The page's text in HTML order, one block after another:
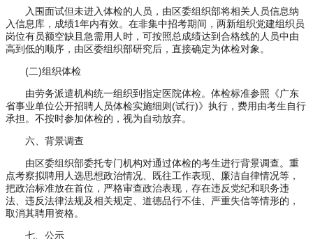
入围面试但未进入体检的人员，由区委组织部将相关人员信息纳
入信息库，成绩1年内有效。在非集中招考期间，两新组织党建组织员
岗位有员额空缺且急需用人时，可按照总成绩达到合格线的人员中由
高到低的顺序，由区委组织部研究后，直接确定为体检对象。
(二)组织体检
由劳务派遣机构统一组织到指定医院体检。体检标准参照《广东
省事业单位公开招聘人员体检实施细则(试行)》执行，费用由考生自行
承担。不按时参加体检的，视为自动放弃。
六、背景调查
由区委组织部委托专门机构对通过体检的考生进行背景调查。重
点考察拟聘用人选思想政治情况、既往工作表现、廉洁自律情况等，
把政治标准放在首位，严格审查政治表现，存在违反党纪和职务违
法、违反法律法规及相关规定、道德品行不佳、严重失信等情形的，
取消其聘用资格。
七、公示